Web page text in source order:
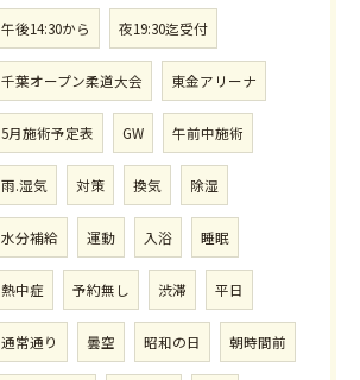
午後14:30から 夜19:30迄受付
千葉オープン柔道大会 東金アリーナ
5月施術予定表 GW 午前中施術
雨.湿気 対策 換気 除湿
水分補給 運動 入浴 睡眠
熱中症 予約無し 渋滞 平日
通常通り 曇空 昭和の日 朝時間前